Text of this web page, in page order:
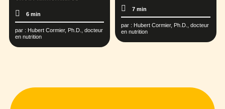
6 min
par : Hubert Cormier, Ph.D., docteur
en nutrition
7 min
par : Hubert Cormier, Ph.D., docteur
en nutrition